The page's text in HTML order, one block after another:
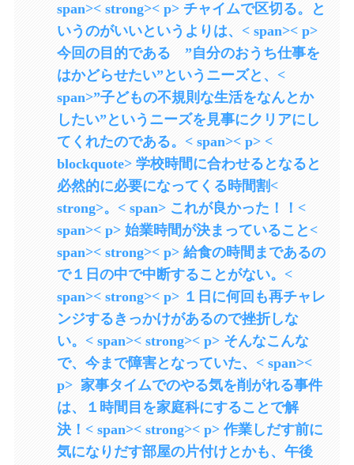
span>< strong>< p> チャイムで区切る。と
いうのがいいというよりは、< span>< p>
今回の目的である ”自分のおうち仕事を
はかどらせたい”というニーズと、<
span>”子どもの不規則な生活をなんとか
したい”というニーズを見事にクリアにし
てくれたのである。< span>< p> <
blockquote> 学校時間に合わせるとなると
必然的に必要になってくる時間割<
strong>。< span> これが良かった！！<
span>< p> 始業時間が決まっていること<
span>< strong>< p> 給食の時間まであるの
で１日の中で中断することがない。<
span>< strong>< p> １日に何回も再チャレ
ンジするきっかけがあるので挫折しな
い。< span>< strong>< p> そんなこんな
で、今まで障害となっていた、< span><
p> 家事タイムでのやる気を削がれる事件
は、１時間目を家庭科にすることで解
決！< span>< strong>< p> 作業しだす前に
気になりだす部屋の片付けとかも、午後